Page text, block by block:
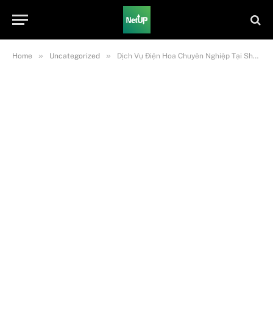
Home » Uncategorized » Dịch Vụ Điện Hoa Chuyên Nghiệp Tại Shop Hoa Tươi Thanh Nhã